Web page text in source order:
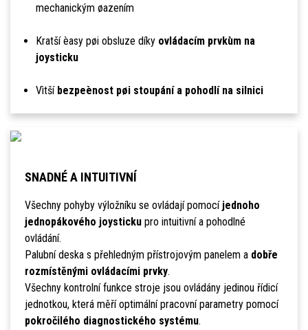
mechanickým øazením
Kratší èasy pøi obsluze díky ovládacím prvkùm na
joysticku
Vìtší bezpeènost pøi stoupání a pohodlí na silnici
SNADNÉ A INTUITIVNÍ
Všechny pohyby výložníku se ovládají pomocí jednoho
jednopákového joystickupro intuitivní a pohodlné
ovládání.
Palubní deska s přehledným přístrojovým panelem a dobře
rozmístěnými ovládacími prvky.
Všechny kontrolní funkce stroje jsou ovládány jedinou řídicí
jednotkou, která měří optimální pracovní parametry pomocí
pokročilého diagnostického systému.